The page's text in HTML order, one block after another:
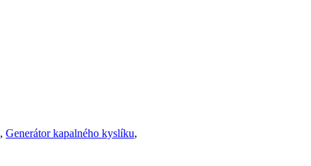
, Generátor kapalného kyslíku,